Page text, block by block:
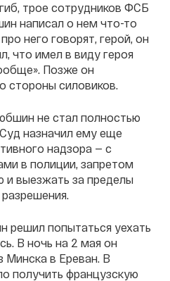
трое сотрудников ФСБ
написал о нем что-то
него говорят, герой, он
что имел в виду героя
Позже он
стороны силовиков.
не стал полностью
назначил ему еще
надзора — с
в полиции, запретом
и выезжать за пределы
попытаться уехать
В ночь на 2 мая он
Минска в Ереван. В
получить французскую